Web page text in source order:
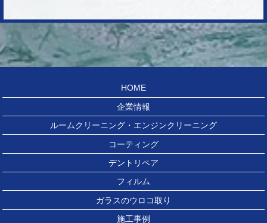
HOME
企業情報
ルームクリーニング・エンジンクリーニング
コーティング
デントリペア
フィルム
ガラスのウロコ取り
施工事例